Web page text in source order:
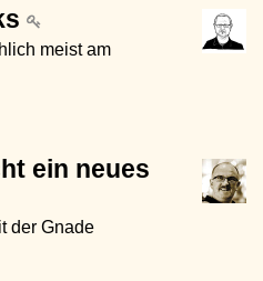
meist am
ein neues
der Gnade